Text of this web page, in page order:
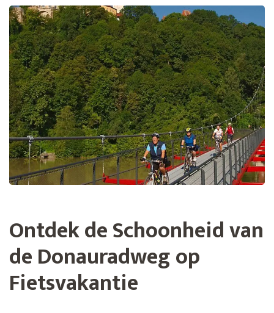
Ontdek de Schoonheid van
de Donauradweg op
Fietsvakantie